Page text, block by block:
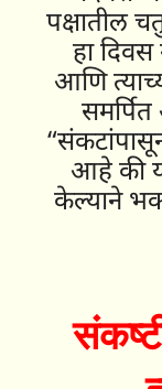
पक्षातील
हा
आणि
आहे की
केल्याने